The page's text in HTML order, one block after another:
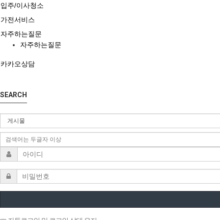
입주/이사청소
가전서비스
자주하는질문
자주하는질문
카카오상담
SEARCH